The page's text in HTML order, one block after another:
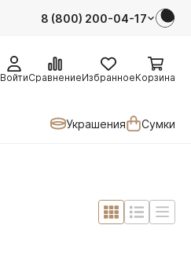
8 (800) 200-04-17
ВойтиСравнениеИзбранноеКорзина
Украшения Сумки